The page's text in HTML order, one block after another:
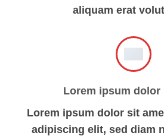
aliquam erat
Lorem ipsum dolor
Lorem ipsum dolor sit
adipiscing elit, sed diam